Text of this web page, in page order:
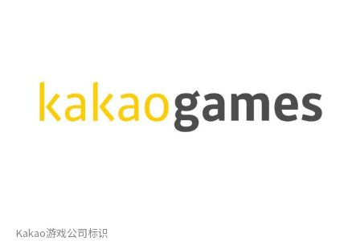
Kakao游戏公司标识